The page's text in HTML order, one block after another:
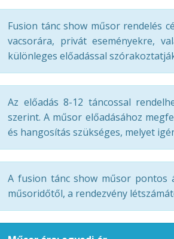
Fusion tánc show műsor rendelés
vacsorára, privát eseményekre,
különleges előadással
Az előadás 8-12 táncossal
szerint. A műsor előadásához
és hangosítás szükséges, melyet
A fusion tánc show műsor pontos
műsoridőtől, a rendezvény